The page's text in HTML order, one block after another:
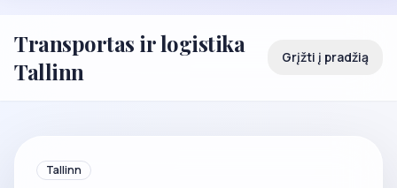
Transportas ir logistika
Tallinn
Grįžti į pradžią
Tallinn